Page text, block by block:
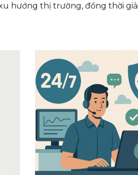
hướng thị trường, đồng thời